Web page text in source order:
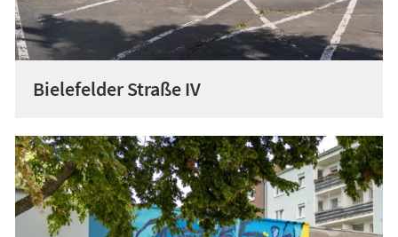
Bielefelder Straße IV